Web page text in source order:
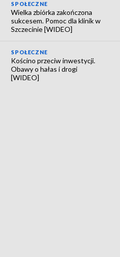
SPOŁECZNE
Wielka zbiórka zakończona
sukcesem. Pomoc dla klinik w
Szczecinie [WIDEO]
SPOŁECZNE
Kościno przeciw inwestycji.
Obawy o hałas i drogi
[WIDEO]